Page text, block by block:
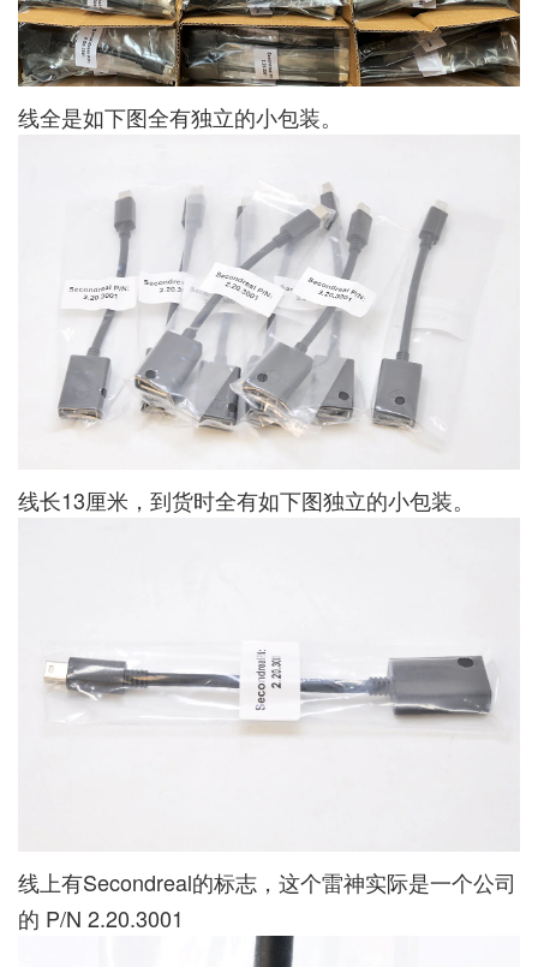
线全是如下图全有独立的小包装。
线长13厘米，到货时全有如下图独立的小包装。
线上有Secondreal的标志，这个雷神实际是一个公司
的 P/N 2.20.3001